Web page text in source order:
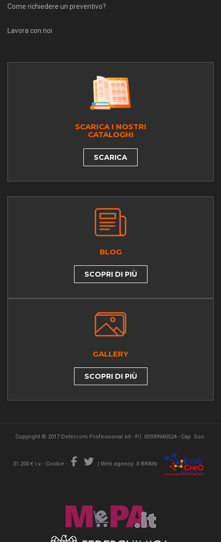
Come richiedere un preventivo?
Lavora con noi
SCARICA I NOSTRI
CATALOGHI
SCARICA
BLOG
SCOPRI DI PIÙ
GALLERY
SCOPRI DI PIÙ
Copyright © 2017 Detercom Professional srl - P.I. 00939940524 - Cap. Soc.
31.200 € i.v. - Cookie - | Web agency: X-BRAIN